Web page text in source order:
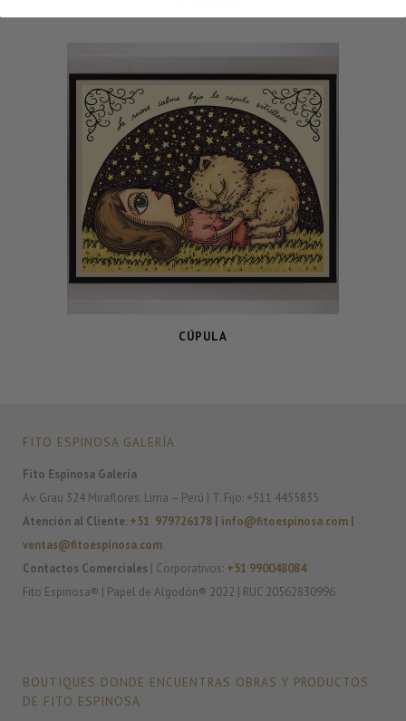
CÚPULA
FITO ESPINOSA GALERÍA
Fito Espinosa Galería
Av. Grau 324 Miraflores. Lima – Perú | T. Fijo: +511 4455835
Atención al Cliente: +51 979726178 info@fitoespinosa.com
ventas@fitoespinosa.com
Contactos Comerciales
| Corporativos: +51 990048084
Fito Espinosa® | Papel de Algodón® 2022 | RUC 20562830996
BOUTIQUES DONDE ENCUENTRAS OBRAS Y PRODUCTOS
DE FITO ESPINOSA